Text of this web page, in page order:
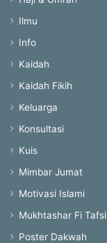
Ilmu
Info
Kaidah
Kaidah Fikih
Keluarga
Konsultasi
Kuis
Mimbar Jumat
Motivasi Islami
Mukhtashar Fi
Poster Dakwah